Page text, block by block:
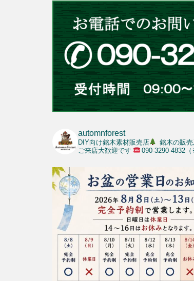
automnforest
DIY向け銘木素材販売店 銘木の販
ご来店大歓迎です
090-3290-4832